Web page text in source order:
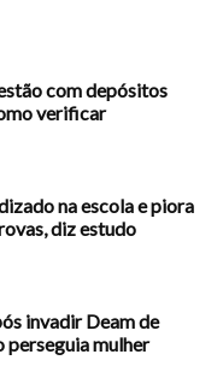
com depósitos
verificar
na escola e piora
diz estudo
invadir Deam de
perseguia mulher